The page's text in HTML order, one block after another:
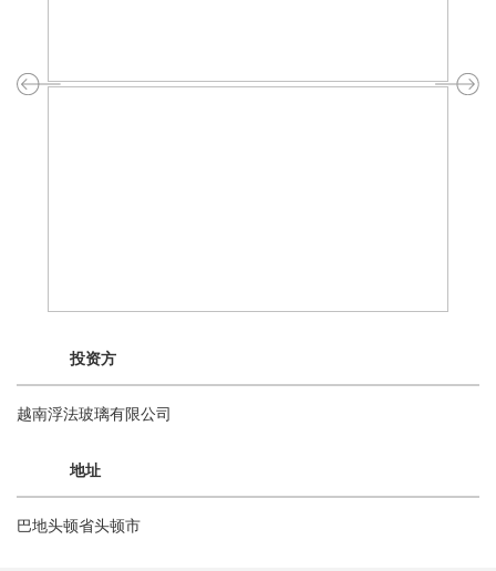
投资方
越南浮法玻璃有限公司
地址
巴地头顿省头顿市